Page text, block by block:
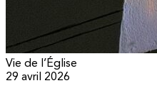
Vie de l’Église
29 avril 2026